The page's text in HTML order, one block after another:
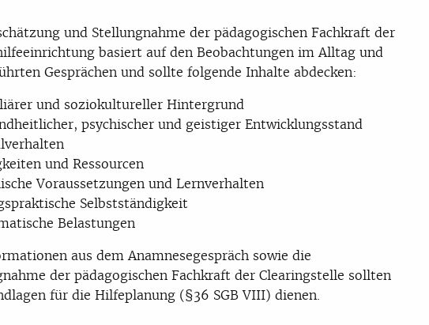
und Stellungnahme der pädagogischen Fachkraft der
basiert auf den Beobachtungen im Alltag und
Gesprächen und sollte folgende Inhalte abdecken:
und soziokultureller Hintergrund
psychischer und geistiger Entwicklungsstand
und Ressourcen
Voraussetzungen und Lernverhalten
Selbstständigkeit
Belastungen
aus dem Anamnesegespräch sowie die
der pädagogischen Fachkraft der Clearingstelle sollten
für die Hilfeplanung (§36 SGB VIII) dienen.